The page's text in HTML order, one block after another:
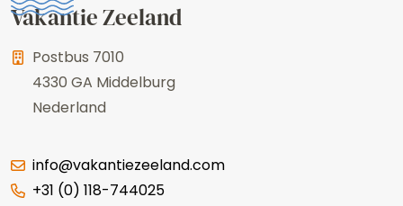
Vakantie Zeeland
Postbus 7010
4330 GA Middelburg
Nederland
info@vakantiezeeland.com
+31 (0) 118-744025